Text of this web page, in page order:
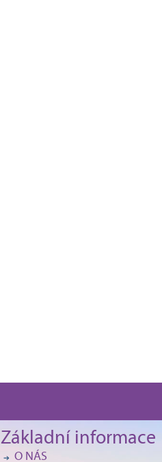
Základní informace
O NÁS